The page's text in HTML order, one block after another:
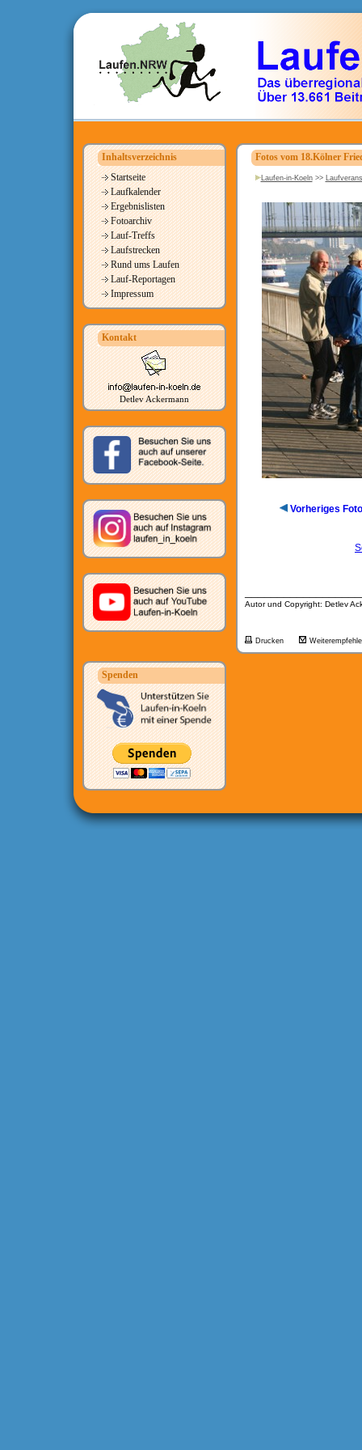
Inhaltsverzeichnis
Startseite
Laufkalender
Ergebnislisten
Fotoarchiv
Lauf-Treffs
Laufstrecken
Rund ums Laufen
Lauf-Reportagen
Impressum
Kontakt
Detlev Ackermann
Spenden
Fotos vom 18.Kölner
Laufen-in-Koeln>>
Vorheriges Foto
Autor und Copyright: Detlev
Drucken